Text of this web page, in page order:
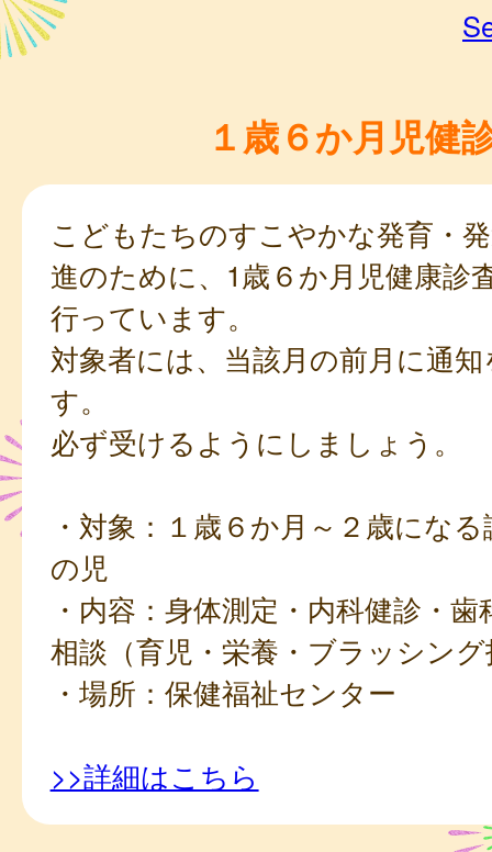
１歳６か月児健
こどもたちのすこやかな発育・
進のために、1歳６か月児健康診
行っています。
対象者には、当該月の前月に通
す。
必ず受けるようにしましょう。
・対象：１歳６か月～２歳にな
の児
・内容：身体測定・内科健診・
相談（育児・栄養・ブラッシン
・場所：保健福祉センター
>>詳細はこちら